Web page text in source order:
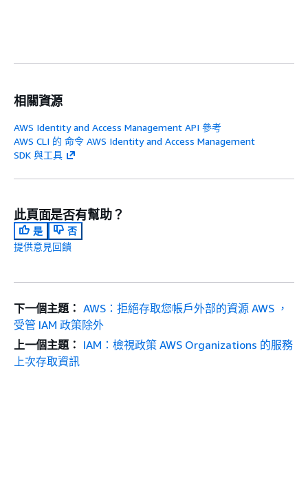
相關資源
AWS Identity and Access Management API 參考
AWS CLI 的 命令 AWS Identity and Access Management
SDK 與工具
此頁面是否有幫助？
是
否
提供意見回饋
下一個主題： AWS：拒絕存取您帳戶外部的資源 AWS ，
受管 IAM 政策除外
上一個主題： IAM：檢視政策 AWS Organizations 的服務
上次存取資訊